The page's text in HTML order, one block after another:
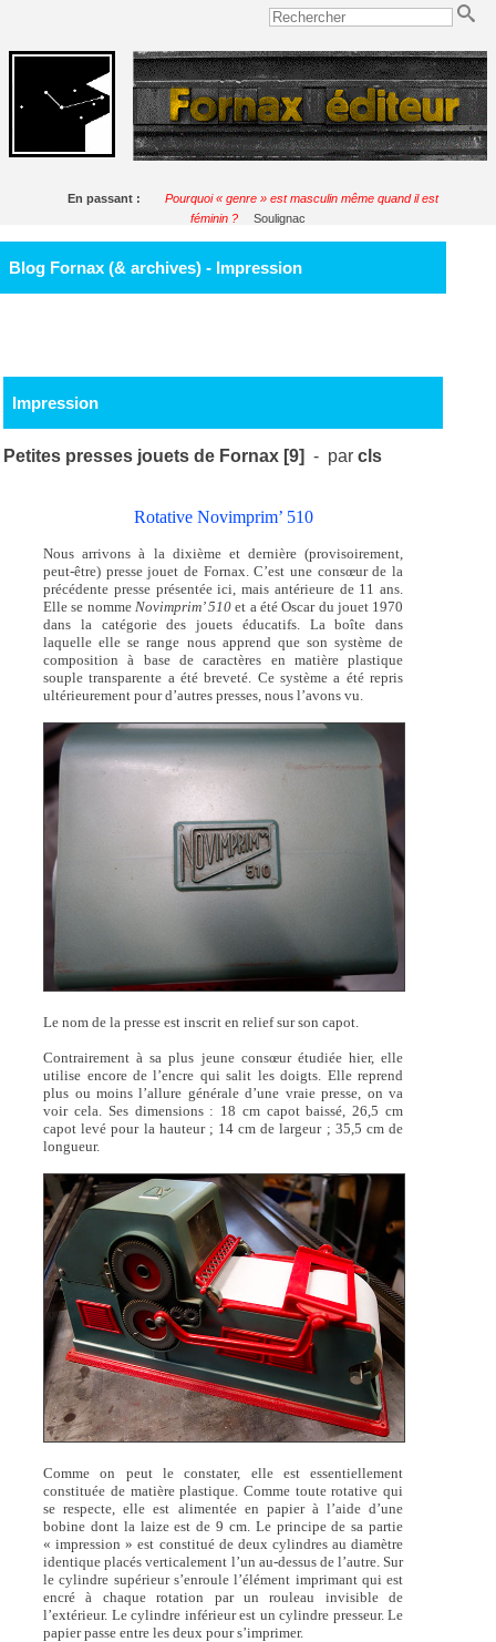
En passant :
Pourquoi « genre » est masculin même quand il est
féminin ?
Soulignac
Blog Fornax (& archives) - Impression
Impression
Petites presses jouets de Fornax [9] - parcls
Rotative Novimprim’ 510
Nous arrivons à la dixième et dernière (provisoirement,
peut-être) presse jouet de Fornax. C’est une consœur de la
précédente presse présentée ici, mais antérieure de 11 ans.
Elle se nomme Novimprim’ 510 et a été Oscar du jouet 1970
dans la catégorie des jouets éducatifs. La boîte dans
laquelle elle se range nous apprend que son système de
composition à base de caractères en matière plastique
souple transparente a été breveté. Ce système a été repris
ultérieurement pour d’autres presses, nous l’avons vu.
Le nom de la presse est inscrit en relief sur son capot.
Contrairement à sa plus jeune consœur étudiée hier, elle
utilise encore de l’encre qui salit les doigts. Elle reprend
plus ou moins l’allure générale d’une vraie presse, on va
voir cela. Ses dimensions : 18 cm capot baissé, 26,5 cm
capot levé pour la hauteur ; 14 cm de largeur ; 35,5 cm de
longueur.
Comme on peut le constater, elle est essentiellement
constituée de matière plastique. Comme toute rotative qui
se respecte, elle est alimentée en papier à l’aide d’une
bobine dont la laize est de 9 cm. Le principe de sa partie
« impression » est constitué de deux cylindres au diamètre
identique placés verticalement l’un au-dessus de l’autre. Sur
le cylindre supérieur s’enroule l’élément imprimant qui est
encré à chaque rotation par un rouleau invisible de
l’extérieur. Le cylindre inférieur est un cylindre presseur. Le
papier passe entre les deux pour s’imprimer.